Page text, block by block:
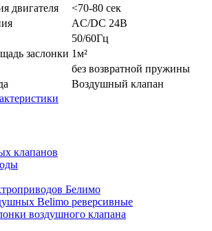
двигателя
<70-80 сек
AC/DC 24В
50/60Гц
заслонки 1м²
без возвратной пружины
Воздушный клапан
клапанов
Белимо
Belimo реверсивные
воздушного клапана